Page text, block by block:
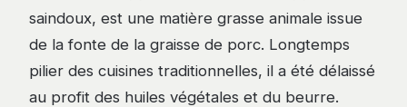
saindoux, est une matière grasse animale issue
de la fonte de la graisse de porc. Longtemps
pilier des cuisines traditionnelles, il a été délaissé
au profit des huiles végétales et du beurre.